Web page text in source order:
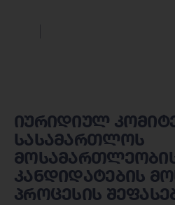
იურიდიულ
სასამართლოს
კანდიდატების
პროცესის